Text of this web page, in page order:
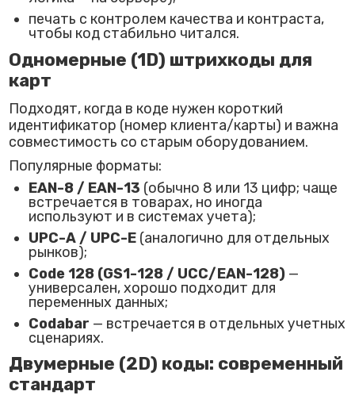
печать с контролем качества и контраста,
чтобы код стабильно читался.
Одномерные (1D) штрихкоды для
карт
Подходят, когда в коде нужен короткий
идентификатор (номер клиента/карты) и важна
совместимость со старым оборудованием.
Популярные форматы:
EAN-8 / EAN-13 (обычно 8 или 13 цифр; чаще
встречается в товарах, но иногда
используют и в системах учета);
UPC-A / UPC-E (аналогично для отдельных
рынков);
Code 128 (GS1-128 / UCC/EAN-128) —
универсален, хорошо подходит для
переменных данных;
Codabar — встречается в отдельных учетных
сценариях.
Двумерные (2D) коды: современный
стандарт